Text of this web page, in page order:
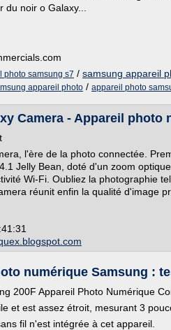
noir o Galaxy...
photo samsung s7 / samsung appareil
appareil photo / appareil photo
Camera - Appareil photo
l'ère de la photo connectée.
Jelly Bean, doté d'un zoom
Wi-Fi. Oubliez la photographie
réunit enfin la qualité d'image
numérique Samsung :
200F Appareil Photo Numérique
et est assez étroit, mesurant 3
fil n'est intégrée à cet appareil.